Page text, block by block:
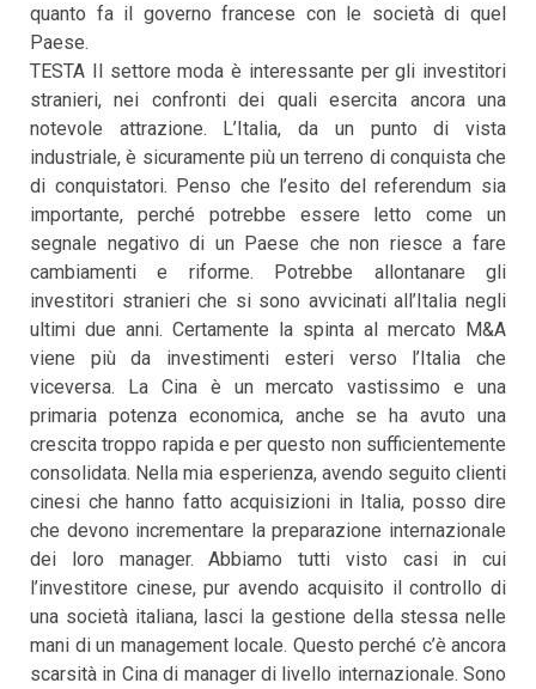
quanto fa il governo francese con le società di quel
Paese.
TESTA Il settore moda è interessante per gli investitori
stranieri, nei confronti dei quali esercita ancora una
notevole attrazione. L’Italia, da un punto di vista
industriale, è sicuramente più un terreno di conquista che
di conquistatori. Penso che l’esito del referendum sia
importante, perché potrebbe essere letto come un
segnale negativo di un Paese che non riesce a fare
cambiamenti e riforme. Potrebbe allontanare gli
investitori stranieri che si sono avvicinati all’Italia negli
ultimi due anni. Certamente la spinta al mercato M&A
viene più da investimenti esteri verso l’Italia che
viceversa. La Cina è un mercato vastissimo e una
primaria potenza economica, anche se ha avuto una
crescita troppo rapida e per questo non sufficientemente
consolidata. Nella mia esperienza, avendo seguito clienti
cinesi che hanno fatto acquisizioni in Italia, posso dire
che devono incrementare la preparazione internazionale
dei loro manager. Abbiamo tutti visto casi in cui
l’investitore cinese, pur avendo acquisito il controllo di
una società italiana, lasci la gestione della stessa nelle
mani di un management locale. Questo perché c’è ancora
scarsità in Cina di manager di livello internazionale. Sono